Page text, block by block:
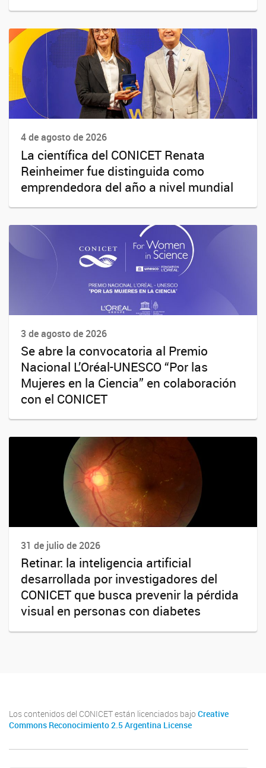
4 de agosto de 2026
La científica del CONICET Renata
Reinheimer fue distinguida como
emprendedora del año a nivel mundial
3 de agosto de 2026
Se abre la convocatoria al Premio
Nacional L’Oréal-UNESCO “Por las
Mujeres en la Ciencia” en colaboración
con el CONICET
31 de julio de 2026
Retinar: la inteligencia artificial
desarrollada por investigadores del
CONICET que busca prevenir la pérdida
visual en personas con diabetes
Los contenidos del CONICET están licenciados bajo Creative
Commons Reconocimiento 2.5 Argentina License